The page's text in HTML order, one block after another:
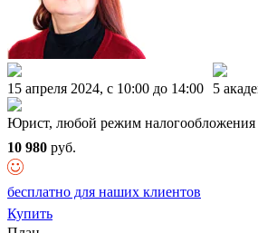
15 апреля 2024, c 10:00 до 14:00 5
Юрист, любой режим налогообложения
10 980 руб.
бесплатно для наших клиентов
Купить